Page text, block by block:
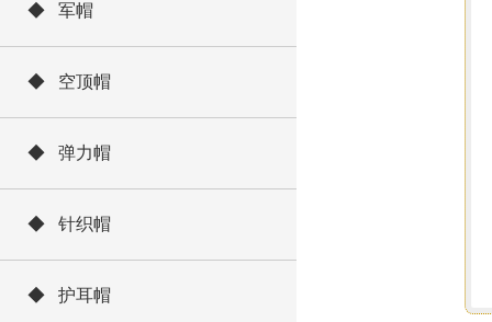
◆ 军帽
◆ 空顶帽
◆ 弹力帽
◆ 针织帽
◆ 护耳帽